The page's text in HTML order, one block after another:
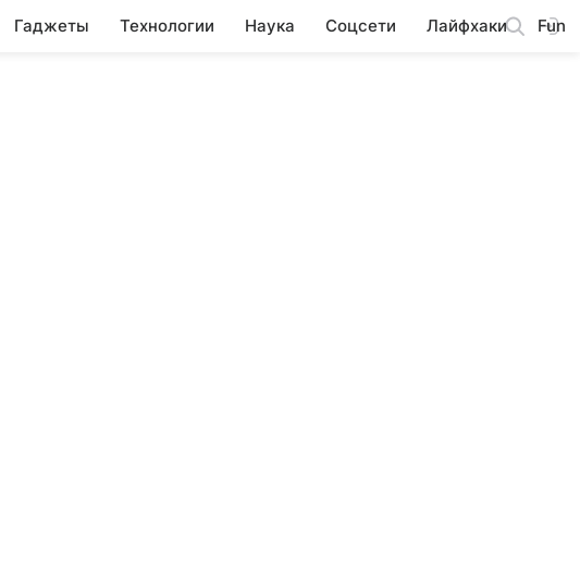
Гаджеты Технологии Наука Соцсети Лайфхаки Fun